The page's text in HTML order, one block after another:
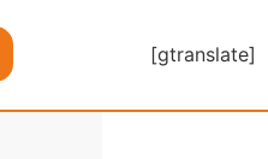
[gtranslate]